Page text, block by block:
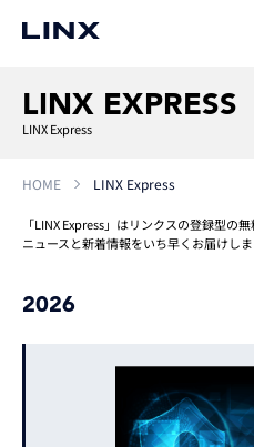
LINX EXPRESS
LINX Express
HOME LINX Express
「LINX Express」はリンクスの登録型の
ニュースと新着情報をいち早くお届けしま
2026